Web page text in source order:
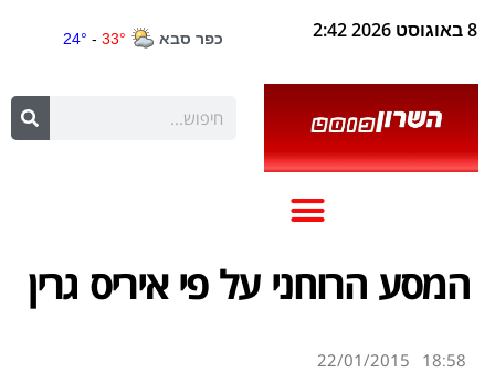
8 באוגוסט 2026 2:42
המסע הרוחני על פי איריס גרין
18:58
22/01/2015